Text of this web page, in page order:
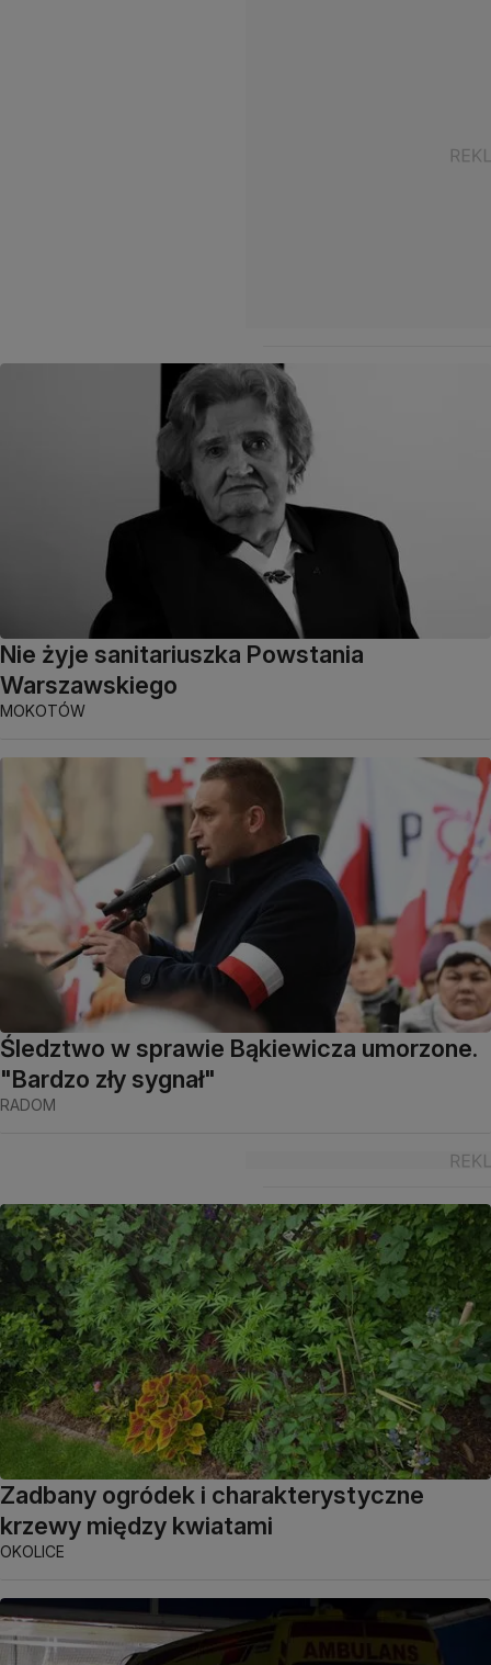
Nie żyje sanitariuszka Powstania
Warszawskiego
MOKOTÓW
Śledztwo w sprawie Bąkiewicza umorzone.
"Bardzo zły sygnał"
RADOM
Zadbany ogródek i charakterystyczne
krzewy między kwiatami
OKOLICE